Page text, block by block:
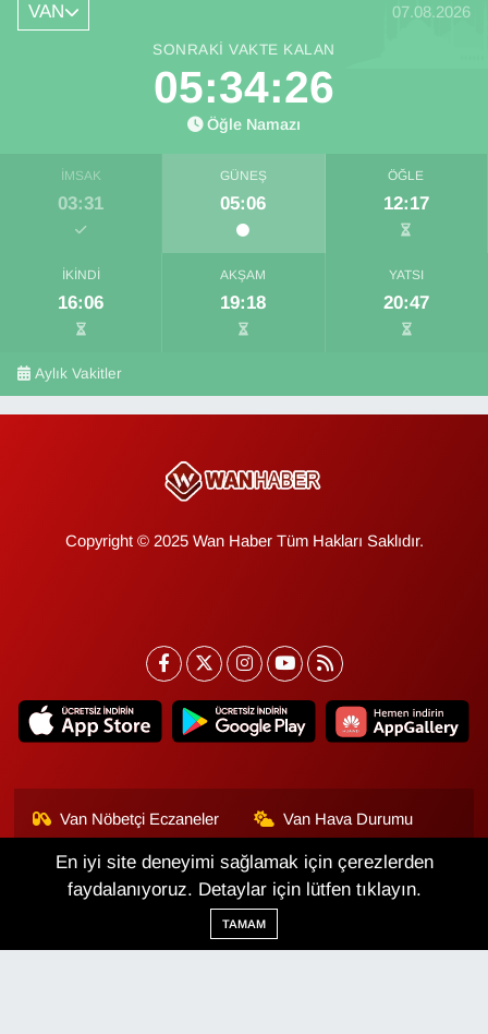
VAN 07.08.2026
SONRAKI VAKTE KALAN
05:34:26
Öğle Namazı
İMSAK
03:31
GÜNEŞ
05:06
ÖĞLE
12:17
İKINDI
16:06
AKŞAM
19:18
YATSI
20:47
Aylık Vakitler
Copyright © 2025 Wan Haber Tüm Hakları Saklıdır.
Van Nöbetçi Eczaneler Van Hava Durumu
Van Namaz Vakitleri
Van Trafik Yoğunluk
Haritası
Puan Durumu ve Fikstür
En iyi site deneyimi sağlamak için çerezlerden
faydalanıyoruz. Detaylar için lütfen tıklayın.
TAMAM